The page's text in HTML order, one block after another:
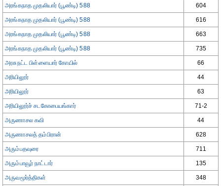
அரங்கநாத முதலியார் (பூண்டி) 588 604
அரங்கநாத முதலியார் (பூண்டி) 588 616
அரங்கநாத முதலியார் (பூண்டி) 588 663
அரங்கநாத முதலியார் (பூண்டி) 588 735
அரசுநட்ட பிள்ளையார் கோயில் 66
அரியிலூர் 44
அரியிலூர் 63
அரியிலூர்ச் சடகோபையங்கார் 71-2
அருணாசல கவி 44
அருணாசலத் தம்பிரான் 628
அரும்பதவுரை 711
அரும்பாவூர் நாட்டார் 135
அருவமூர்த்திகள் 348